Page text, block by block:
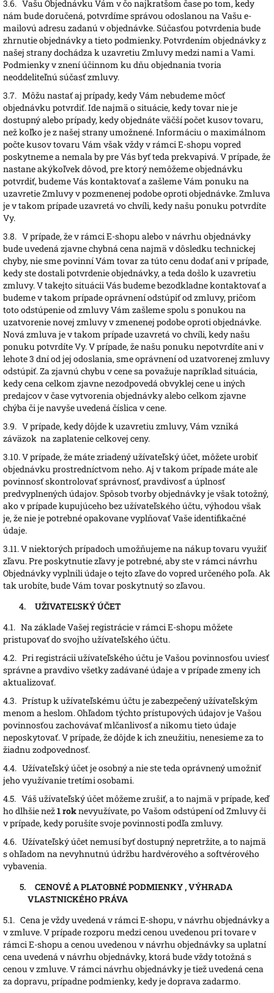
3.6. Vašu Objednávku Vám v čo najkratšom čase po tom, kedy
nám bude doručená, potvrdíme správou odoslanou na Vašu e-
mailovú adresu zadanú v objednávke. Súčasťou potvrdenia bude
zhrnutie objednávky a tieto podmienky. Potvrdením objednávky z
našej strany dochádza k uzavretiu Zmluvy medzi nami a Vami.
Podmienky v znení účinnom ku dňu objednania tvoria
neoddeliteľnú súčasť zmluvy.
3.7. Môžu nastať aj prípady, kedy Vám nebudeme môcť
objednávku potvrdiť. Ide najmä o situácie, kedy tovar nie je
dostupný alebo prípady, kedy objednáte väčší počet kusov tovaru,
než koľko je z našej strany umožnené. Informáciu o maximálnom
počte kusov tovaru Vám však vždy v rámci E-shopu vopred
poskytneme a nemala by pre Vás byť teda prekvapivá. V prípade, že
nastane akýkoľvek dôvod, pre ktorý nemôžeme objednávku
potvrdiť, budeme Vás kontaktovať a zašleme Vám ponuku na
uzavretie Zmluvy v pozmenenej podobe oproti objednávke. Zmluva
je v takom prípade uzavretá vo chvíli, kedy našu ponuku potvrdíte
Vy.
3.8. V prípade, že v rámci E-shopu alebo v návrhu objednávky
bude uvedená zjavne chybná cena najmä v dôsledku technickej
chyby, nie sme povinní Vám tovar za túto cenu dodať ani v prípade,
kedy ste dostali potvrdenie objednávky, a teda došlo k uzavretiu
zmluvy. V takejto situácii Vás budeme bezodkladne kontaktovať a
budeme v takom prípade oprávnení odstúpiť od zmluvy, pričom
toto odstúpenie od zmluvy Vám zašleme spolu s ponukou na
uzatvorenie novej zmluvy v zmenenej podobe oproti objednávke.
Nová zmluva je v takom prípade uzavretá vo chvíli, kedy našu
ponuku potvrdíte Vy. V prípade, že našu ponuku nepotvrdíte ani v
lehote 3 dní od jej odoslania, sme oprávnení od uzatvorenej zmluvy
odstúpiť. Za zjavnú chybu v cene sa považuje napríklad situácia,
kedy cena celkom zjavne nezodpovedá obvyklej cene u iných
predajcov v čase vytvorenia objednávky alebo celkom zjavne
chýba či je navyše uvedená číslica v cene.
3.9. V prípade, kedy dôjde k uzavretiu zmluvy, Vám vzniká
záväzok na zaplatenie celkovej ceny.
3.10.V prípade, že máte zriadený užívateľský účet, môžete urobiť
objednávku prostredníctvom neho. Aj v takom prípade máte ale
povinnosť skontrolovať správnosť, pravdivosť a úplnosť
predvyplnených údajov. Spôsob tvorby objednávky je však totožný,
ako v prípade kupujúceho bez užívateľského účtu, výhodou však
je, že nie je potrebné opakovane vyplňovať Vaše identifikačné
údaje.
3.11.V niektorých prípadoch umožňujeme na nákup tovaru využiť
zľavu. Pre poskytnutie zľavy je potrebné, aby ste v rámci návrhu
Objednávky vyplnili údaje o tejto zľave do vopred určeného poľa. Ak
tak urobíte, bude Vám tovar poskytnutý so zľavou.
UŽIVATEĽSKÝ ÚČET
4.1. Na základe Vašej registrácie v rámci E-shopu môžete
pristupovať do svojho užívateľského účtu.
4.2. Pri registrácii užívateľského účtu je Vašou povinnosťou uviesť
správne a pravdivo všetky zadávané údaje a v prípade zmeny ich
aktualizovať.
4.3. Prístup k užívateľskému účtu je zabezpečený užívateľským
menom a heslom. Ohľadom týchto prístupových údajov je Vašou
povinnosťou zachovávať mlčanlivosť a nikomu tieto údaje
neposkytovať. V prípade, že dôjde k ich zneužitiu, nenesieme za to
žiadnu zodpovednosť.
4.4. Užívateľský účet je osobný a nie ste teda oprávnený umožniť
jeho využívanie tretími osobami.
4.5. Váš užívateľský účet môžeme zrušiť, a to najmä v prípade, keď
ho dlhšie než1 roknevyužívate, po Vašom odstúpení od Zmluvy či
v prípade, kedy porušíte svoje povinnosti podľa zmluvy.
4.6. Užívateľský účet nemusí byť dostupný nepretržite, a to najmä
s ohľadom na nevyhnutnú údržbu hardvérového a softvérového
vybavenia.
CENOVÉ A PLATOBNÉ PODMIENKY , VÝHRADA
VLASTNICKÉHO PRÁVA
5.1. Cena je vždy uvedená v rámci E-shopu, v návrhu objednávky a
v zmluve. V prípade rozporu medzi cenou uvedenou pri tovare v
rámci E-shopu a cenou uvedenou v návrhu objednávky sa uplatní
cena uvedená v návrhu objednávky, ktorá bude vždy totožná s
cenou v zmluve. V rámci návrhu objednávky je tiež uvedená cena
za dopravu, prípadne podmienky, kedy je doprava zadarmo.